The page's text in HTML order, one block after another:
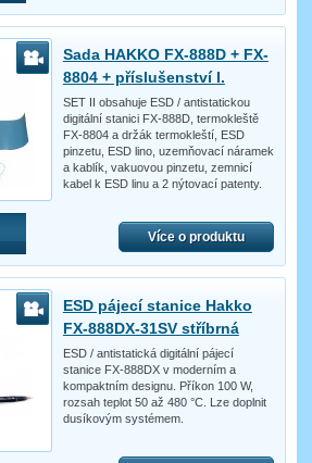
Sada HAKKO FX-888D + FX-
8804 + příslušenství I.
SET II obsahuje ESD / antistatickou
digitální stanici FX-888D, termokleště
FX-8804 a držák termokleští, ESD
pinzetu, ESD lino, uzemňovací náramek
a kablík, vakuovou pinzetu, zemnicí
kabel k ESD linu a 2 nýtovací patenty.
Více o produktu
ESD pájecí stanice Hakko
FX-888DX-31SV stříbrná
ESD / antistatická digitální pájecí
stanice FX-888DX v moderním a
kompaktním designu. Příkon 100 W,
rozsah teplot 50 až 480 °C. Lze doplnit
dusíkovým systémem.